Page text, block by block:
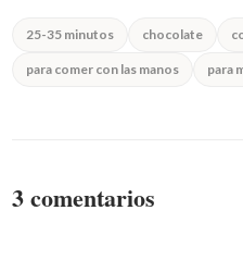
25-35 minutos chocolate
para comer con las manos para
3 comentarios